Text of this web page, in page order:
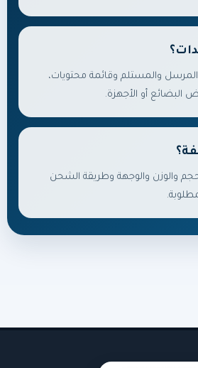
المرسل والمستلم وقائمة محتويات،
البضائع أو الأجهزة.
والوزن والوجهة وطريقة الشحن